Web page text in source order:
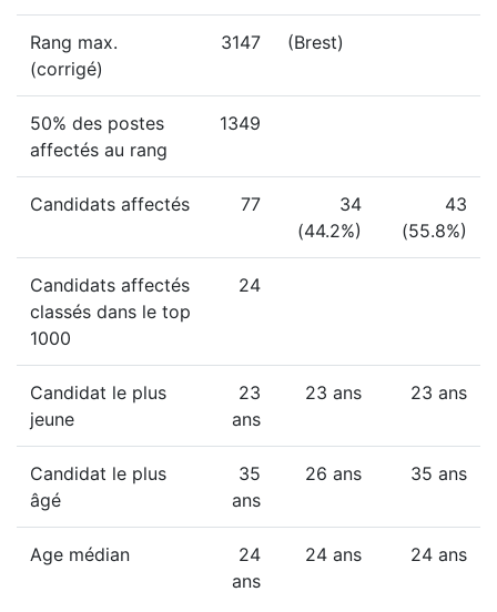
Rang max.
(corrigé)
3147 (Brest)
50% des postes
affectés au rang
1349
Candidats affectés 77
34
(44.2%)
43
(55.8%)
Candidats affectés
classés dans le top
1000
24
Candidat le plus
jeune
23
ans
23 ans 23 ans
Candidat le plus
âgé
35
ans
26 ans 35 ans
Age médian
24
ans
24 ans 24 ans